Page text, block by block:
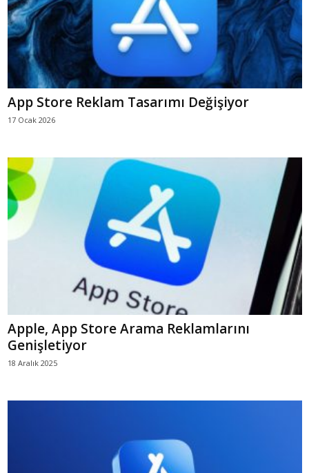
App Store Reklam Tasarımı Değişiyor
17 Ocak 2026
Apple, App Store Arama Reklamlarını
Genişletiyor
18 Aralık 2025